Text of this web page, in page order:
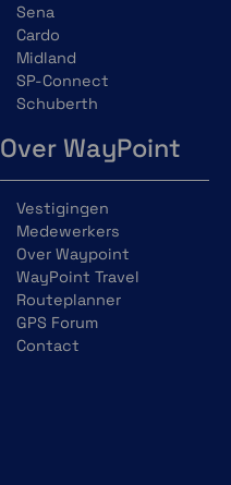
Sena
Cardo
Midland
SP-Connect
Schuberth
Over WayPoint
Vestigingen
Medewerkers
Over Waypoint
WayPoint Travel
Routeplanner
GPS Forum
Contact